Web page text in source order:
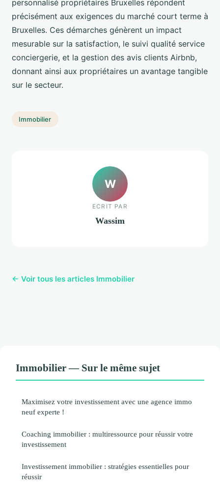
personnalisé propriétaires Bruxelles répondent
précisément aux exigences du marché court terme à
Bruxelles. Ces démarches génèrent un impact
mesurable sur la satisfaction, le suivi qualité service
conciergerie, et la gestion des avis clients Airbnb,
donnant ainsi aux propriétaires un avantage tangible
sur le secteur.
Immobilier
W
ECRIT PAR
Wassim
← Voir tous les articles Immobilier
Immobilier — Sur le même sujet
Maximisez votre investissement avec une agence immo
neuf experte !
Coaching immobilier : multiressource pour réussir votre
investissement
Investissement immobilier : stratégies essentielles pour
réussir